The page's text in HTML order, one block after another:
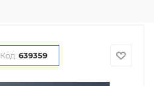
Код: 639359